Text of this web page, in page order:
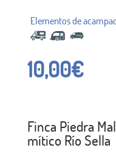
10,00€
Finca Piedra
mítico Río Sella